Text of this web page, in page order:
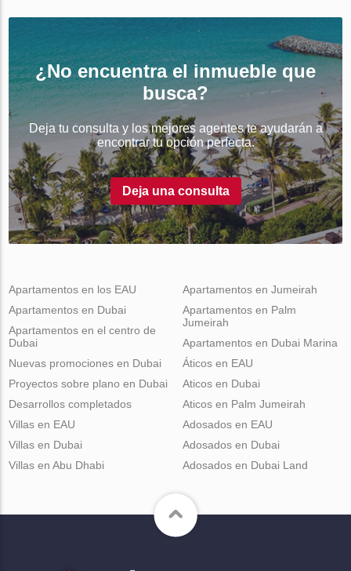
¿No encuentra el inmueble que
busca?
Deja tu consulta y los mejores agentes te ayudarán a
encontrar tu opción perfecta.
Deja una consulta
Apartamentos en los EAU
Apartamentos en Dubai
Apartamentos en el centro de
Dubai
Apartamentos en Jumeirah
Apartamentos en Palm
Jumeirah
Apartamentos en Dubai Marina
Nuevas promociones en Dubai
Proyectos sobre plano en Dubai
Desarrollos completados
Áticos en EAU
Aticos en Dubai
Aticos en Palm Jumeirah
Villas en EAU
Villas en Dubai
Villas en Abu Dhabi
Adosados en EAU
Adosados en Dubai
Adosados en Dubai Land